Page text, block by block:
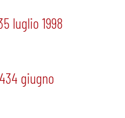
luglio 1998
giugno